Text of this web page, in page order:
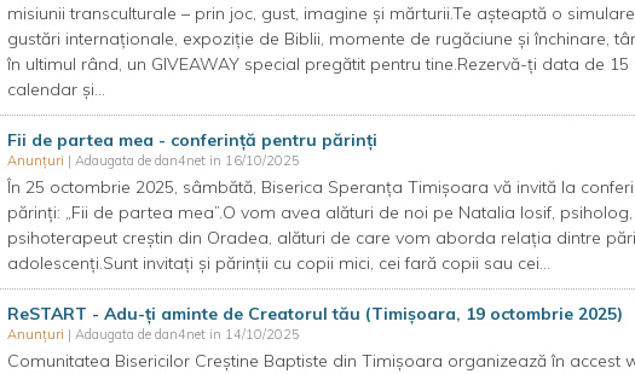
misiunii transculturale – prin joc, gust, imagine și mărturii.Te așteaptă o
gustări internaționale, expoziție de Biblii, momente de rugăciune și închinare,
în ultimul rând, un GIVEAWAY special pregătit pentru tine.Rezervă-ți data de
calendar și...
Fii de partea mea - conferință pentru părinți
Anunțuri | Adaugata de dan4net in 16/10/2025
În 25 octombrie 2025, sâmbătă, Biserica Speranța Timișoara vă invită la
părinți: „Fii de partea mea”.O vom avea alături de noi pe Natalia Iosif,
psihoterapeut creștin din Oradea, alături de care vom aborda relația dintre
adolescenți.Sunt invitați și părinții cu copii mici, cei fară copii sau cei...
ReSTART - Adu-ți aminte de Creatorul tău (Timișoara, 19 octombrie 2025)
Anunțuri | Adaugata de dan4net in 14/10/2025
Comunitatea Bisericilor Creștine Baptiste din Timișoara organizează în accest